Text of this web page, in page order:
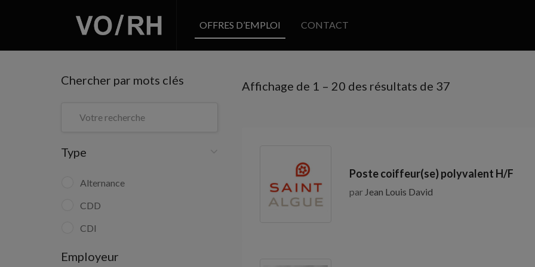
OFFRES D’EMPLOI CONTACT
Chercher par mots clés
Type
Alternance
CDD
CDI
Employeur
Affichage de 1 – 20 des résultats de 37
Poste coiffeur(se) polyvalent H/F
par Jean Louis David